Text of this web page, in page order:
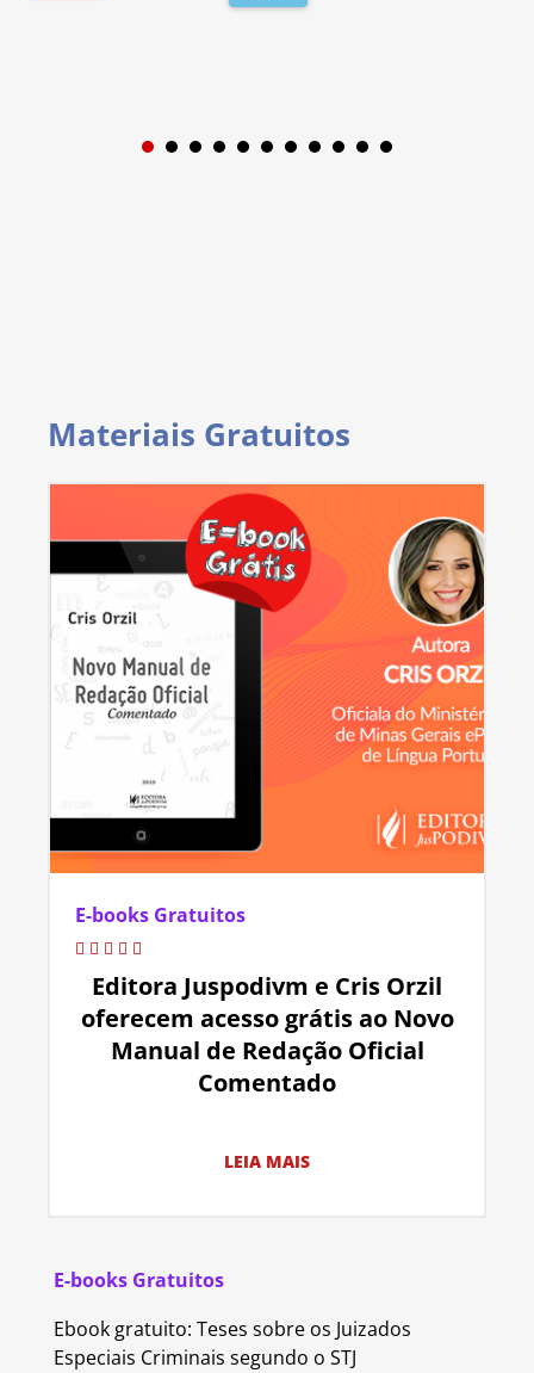
1 2 3
Materiais Gratuitos
E-books Gratuitos
Editora Juspodivm e Cris Orzil
oferecem acesso grátis ao Novo
Manual de Redação Oficial
Comentado
LEIA MAIS
E-books Gratuitos
Ebook gratuito: Teses sobre os Juizados
Especiais Criminais segundo o STJ